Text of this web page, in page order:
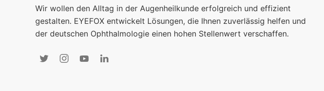
Wir wollen den Alltag in der Augenheilkunde erfolgreich und effizient
gestalten. EYEFOX entwickelt Lösungen, die Ihnen zuverlässig helfen und
der deutschen Ophthalmologie einen hohen Stellenwert verschaffen.